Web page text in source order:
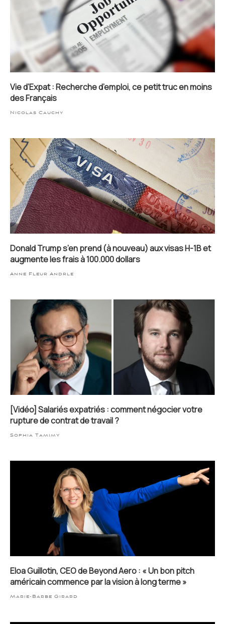
Vie d’Expat : Recherche d’emploi, ce petit truc en moins
des Français
Nicolas Cauchy
Donald Trump s’en prend (à nouveau) aux visas H-1B et
augmente les frais à 100.000 dollars
Anne Fleur Andrle
[Vidéo] Salariés expatriés : comment négocier votre
rupture de contrat de travail ?
Sophia Tamimy
Eloa Guillotin, CEO de Beyond Aero : « Un bon pitch
américain commence par la vision à long terme »
Marie-Barbe Girard